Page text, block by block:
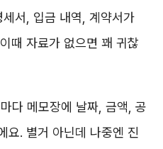
서, 입금 내역, 계약서가
때 자료가 없으면 꽤 귀찮
다 메모장에 날짜, 금액, 공
요. 별거 아닌데 나중엔 진